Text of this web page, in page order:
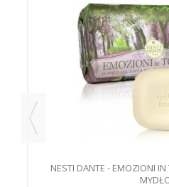
NESTI DANTE - EMOZIONI